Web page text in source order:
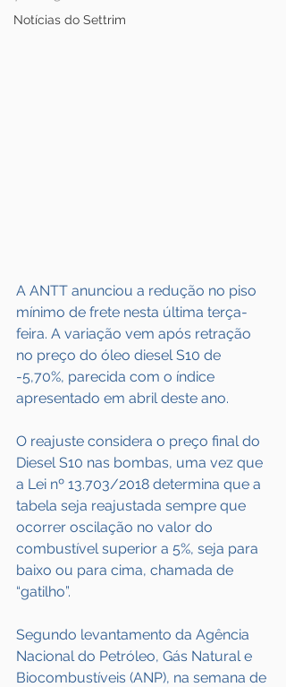
Notícias do Settrim
A ANTT anunciou a redução no piso
mínimo de frete nesta última terça-
feira. A variação vem após retração
no preço do óleo diesel S10 de
-5,70%, parecida com o índice
apresentado em abril deste ano.
O reajuste considera o preço final do
Diesel S10 nas bombas, uma vez que
a Lei nº 13.703/2018 determina que a
tabela seja reajustada sempre que
ocorrer oscilação no valor do
combustível superior a 5%, seja para
baixo ou para cima, chamada de
“gatilho”.
Segundo levantamento da Agência
Nacional do Petróleo, Gás Natural e
Biocombustíveis (ANP), na semana de